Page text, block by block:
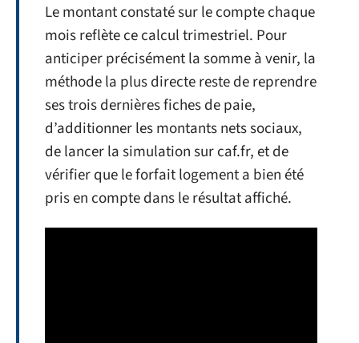
Le montant constaté sur le compte chaque
mois reflète ce calcul trimestriel. Pour
anticiper précisément la somme à venir, la
méthode la plus directe reste de reprendre
ses trois dernières fiches de paie,
d’additionner les montants nets sociaux,
de lancer la simulation sur caf.fr, et de
vérifier que le forfait logement a bien été
pris en compte dans le résultat affiché.